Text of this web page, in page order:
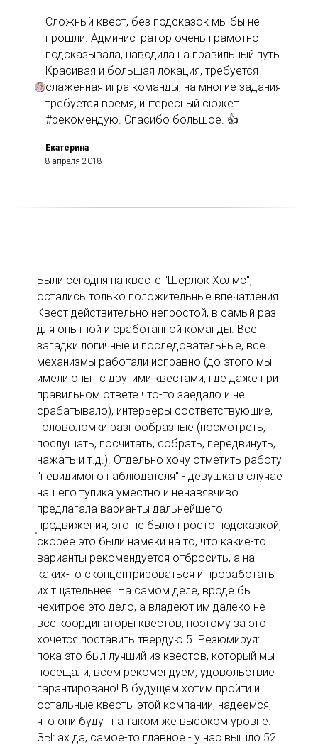
Сложный квест, без подсказок мы бы не
прошли. Администратор очень грамотно
подсказывала, наводила на правильный путь.
Красивая и большая локация, требуется
слаженная игра команды, на многие задания
требуется время, интересный сюжет.
#рекомендую. Спасибо большое. 👍
Екатерина
8 апреля 2018
Были сегодня на квесте "Шерлок Холмс",
остались только положительные впечатления.
Квест действительно непростой, в самый раз
для опытной и сработанной команды. Все
загадки логичные и последовательные, все
механизмы работали исправно (до этого мы
имели опыт с другими квестами, где даже при
правильном ответе что-то заедало и не
срабатывало), интерьеры соответствующие,
головоломки разнообразные (посмотреть,
послушать, посчитать, собрать, передвинуть,
нажать и т.д.). Отдельно хочу отметить работу
"невидимого наблюдателя" - девушка в случае
нашего тупика уместно и ненавязчиво
предлагала варианты дальнейшего
продвижения, это не было просто подсказкой,
скорее это были намеки на то, что какие-то
варианты рекомендуется отбросить, а на
каких-то сконцентрироваться и проработать
их тщательнее. На самом деле, вроде бы
нехитрое это дело, а владеют им далеко не
все координаторы квестов, поэтому за это
хочется поставить твердую 5. Резюмируя:
пока это был лучший из квестов, который мы
посещали, всем рекомендуем, удовольствие
гарантировано! В будущем хотим пройти и
остальные квесты этой компании, надеемся,
что они будут на таком же высоком уровне.
ЗЫ: ах да, самое-то главное - у нас вышло 52